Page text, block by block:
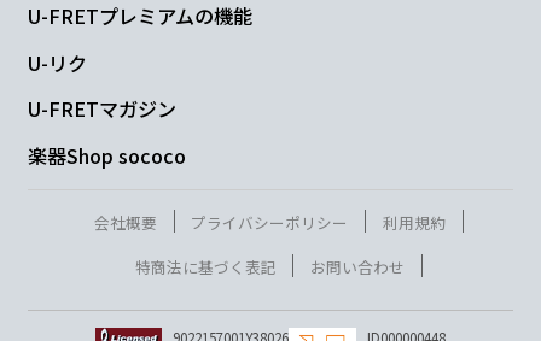
U-FRETプレミアムの機能
U-リク
U-FRETマガジン
楽器Shop sococo
会社概要 プライバシーポリシー
利用規約
特商法に基づく表記
お問い合わせ
9022157001Y38026
ID000000448